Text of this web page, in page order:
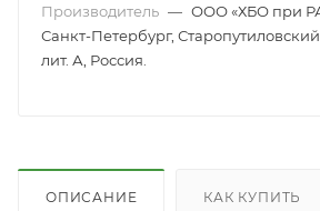
Производитель — ООО «ХБО при
Санкт-Петербург, Старопутиловский
лит. А, Россия.
ОПИСАНИЕ КАК КУПИТЬ